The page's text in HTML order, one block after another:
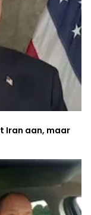
Iran aan, maar